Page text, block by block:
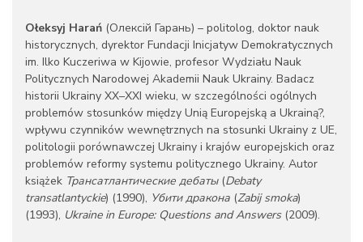
Ołeksyj Harań (Олексій Гарань) – politolog, doktor nauk
historycznych, dyrektor Fundacji Inicjatyw Demokratycznych
im. Ilko Kuczeriwa w Kijowie, profesor Wydziału Nauk
Politycznych Narodowej Akademii Nauk Ukrainy. Badacz
historii Ukrainy XX–XXI wieku, w szczególności ogólnych
problemów stosunków między Unią Europejską a Ukrainą?,
wpływu czynników wewnętrznych na stosunki Ukrainy z UE,
politologii porównawczej Ukrainy i krajów europejskich oraz
problemów reformy systemu politycznego Ukrainy. Autor
książek Трансатлантические дебаты(Debaty
transatlantyckie) (1990), Убити дракона (Zabij smoka)
(1993), Ukraine in Europe: Questions and Answers (2009).